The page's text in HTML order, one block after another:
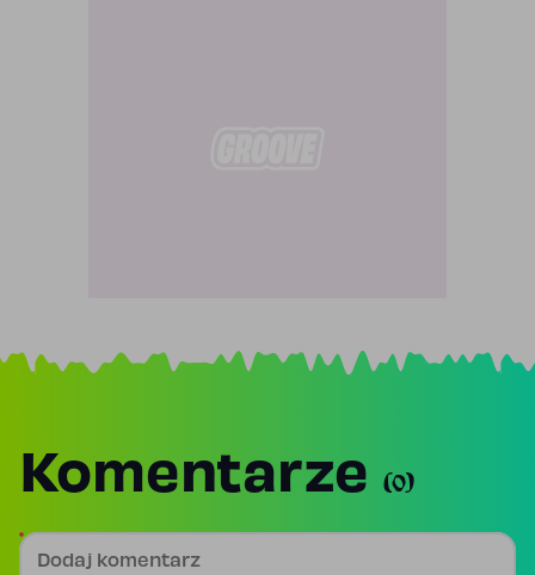
Komentarze (0)
Dodaj komentarz